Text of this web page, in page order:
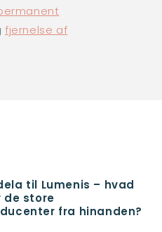
fjernelse af
til Lumenis – hvad
de store
fra hinanden?